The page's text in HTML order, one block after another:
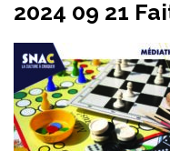
2024 09 21